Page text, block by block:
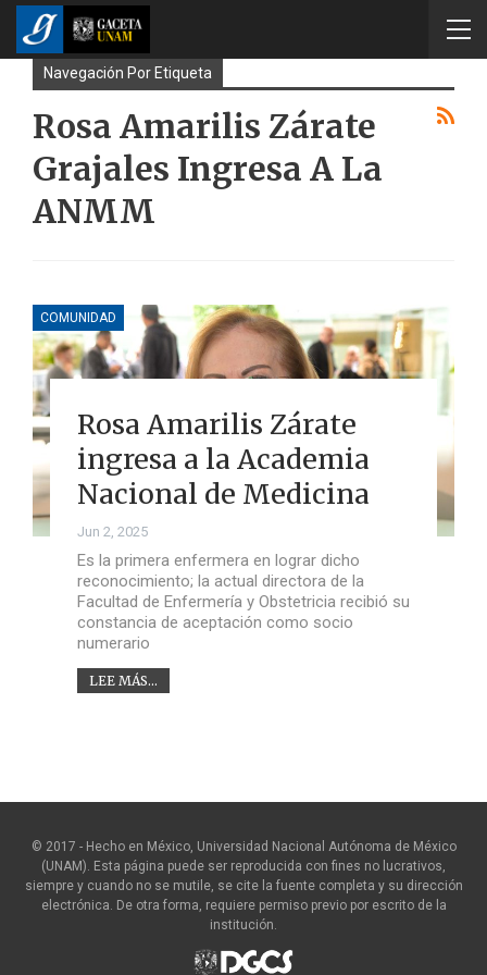
Navegación Por Etiqueta
Rosa Amarilis Zárate
Grajales Ingresa A La
ANMM
COMUNIDAD
Rosa Amarilis Zárate
ingresa a la Academia
Nacional de Medicina
Jun 2, 2025
Es la primera enfermera en lograr dicho
reconocimiento; la actual directora de la
Facultad de Enfermería y Obstetricia recibió su
constancia de aceptación como socio
numerario
LEE MÁS...
© 2017 - Hecho en México, Universidad Nacional Autónoma de México
(UNAM). Esta página puede ser reproducida con fines no lucrativos,
siempre y cuando no se mutile, se cite la fuente completa y su dirección
electrónica. De otra forma, requiere permiso previo por escrito de la
institución.